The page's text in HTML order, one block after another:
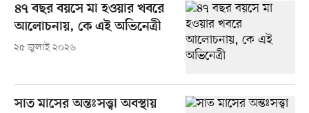
৪৭ বছর বয়সে মা হওয়ার খবরে
আলোচনায়, কে এই অভিনেত্রী
২৫ জুলাই ২০২৬
সাত মাসের অন্তঃসত্ত্বা অবস্থায়